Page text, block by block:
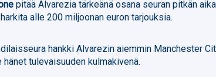
pitää Alvarezia tärkeänä osana seuran pitkän
alle 200 miljoonan euron tarjouksia.
hankki Alvarezin aiemmin Manchester
hänet tulevaisuuden kulmakivenä.